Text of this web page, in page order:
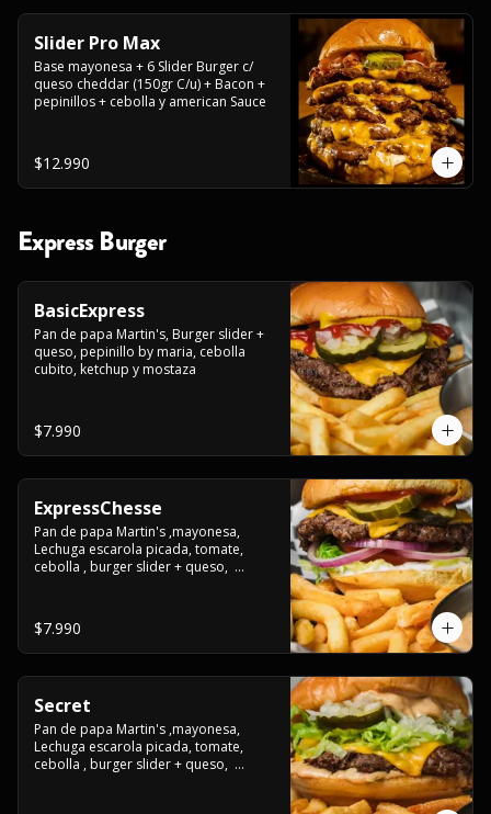
Slider Pro Max
Base mayonesa + 6 Slider Burger c/
queso cheddar (150gr C/u) + Bacon +
pepinillos + cebolla y american Sauce
$12.990
Express Burger
BasicExpress
Pan de papa Martin's, Burger slider +
queso, pepinillo by maria, cebolla
cubito, ketchup y mostaza
$7.990
ExpressChesse
Pan de papa Martin's ,mayonesa,
Lechuga escarola picada, tomate,
cebolla , burger slider + queso,
$7.990
Secret
Pan de papa Martin's ,mayonesa,
Lechuga escarola picada, tomate,
cebolla , burger slider + queso,